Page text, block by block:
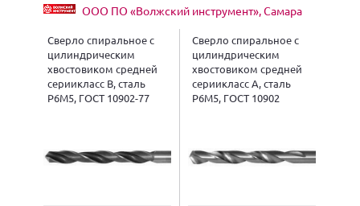
ООО ПО «Волжский инструмент», Самара
Сверло спиральное с
цилиндрическим
хвостовиком средней
сериикласс В, сталь
Р6М5, ГОСТ 10902-77
Сверло спиральное с
цилиндрическим
хвостовиком средней
сериикласс А, сталь
Р6М5, ГОСТ 10902